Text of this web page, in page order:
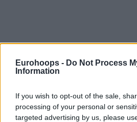
Eurohoops - Do Not Process
Information
If you wish to opt-out of the sale,
processing of your personal or
targeted advertising by us, please